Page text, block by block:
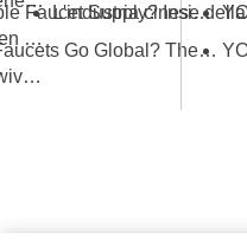
Guidelines for Selecting the Right Kitchen Sink Tap Gold
The Complete Buyer's Guide to Gold Swivel Kitchen Sink Faucets
What Ensures Stable Faucet Supply? Insights from the Industrial Ecosystem Behind YOROOW and JOMOO
How Do Chinese Faucets Go Global? The Dual-Track Strategy of JOMOO and YOROOW